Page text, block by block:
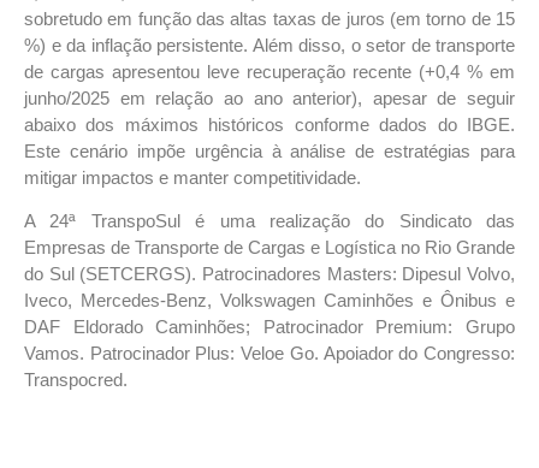
sobretudo em função das altas taxas de juros (em torno de 15
%) e da inflação persistente. Além disso, o setor de transporte
de cargas apresentou leve recuperação recente (+0,4 % em
junho/2025 em relação ao ano anterior), apesar de seguir
abaixo dos máximos históricos conforme dados do IBGE.
Este cenário impõe urgência à análise de estratégias para
mitigar impactos e manter competitividade.
A 24ª TranspoSul é uma realização do Sindicato das
Empresas de Transporte de Cargas e Logística no Rio Grande
do Sul (SETCERGS). Patrocinadores Masters: Dipesul Volvo,
Iveco, Mercedes-Benz, Volkswagen Caminhões e Ônibus e
DAF Eldorado Caminhões; Patrocinador Premium: Grupo
Vamos. Patrocinador Plus: Veloe Go. Apoiador do Congresso:
Transpocred.